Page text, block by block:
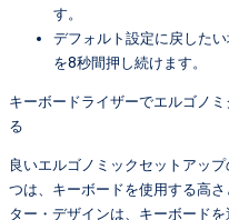
す。
デフォルト設定に戻した
を8秒間押し続けます。
キーボードライザーでエルゴノ
る
良いエルゴノミックセットアッ
つは、キーボードを使用する高
ター・デザインは、キーボード